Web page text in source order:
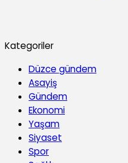
Kategoriler
Düzce gündem
Asayiş
Gündem
Ekonomi
Yaşam
Siyaset
Spor